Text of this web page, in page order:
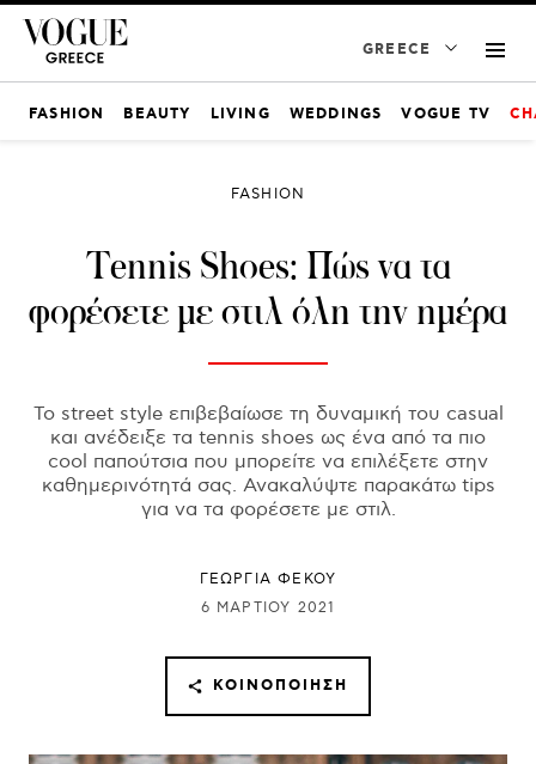
GREECE
FASHION BEAUTY LIVING WEDDINGS VOGUE TV
FASHION
Tennis Shoes: Πώς να τα
φορέσετε με στιλ όλη την ημέρα
Το street style επιβεβαίωσε τη δυναμική του casual
και ανέδειξε τα tennis shoes ως ένα από τα πιο
cool παπούτσια που μπορείτε να επιλέξετε στην
καθημερινότητά σας. Ανακαλύψτε παρακάτω tips
για να τα φορέσετε με στιλ.
ΓΕΩΡΓΙΑ ΦΕΚΟΥ
6 ΜΑΡΤΊΟΥ 2021
ΚΟΙΝΟΠΟΊΗΣΗ